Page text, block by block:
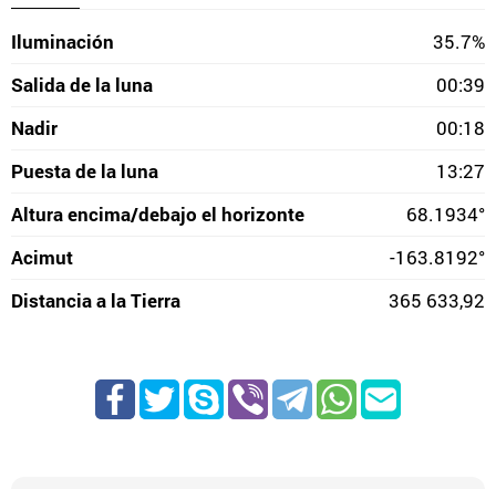
Iluminación
35.7%
Salida de la luna
00:39
Nadir
00:18
Puesta de la luna
13:27
Altura encima/debajo el horizonte
68.1934°
Acimut
-163.8192°
Distancia a la Tierra
365 633,92